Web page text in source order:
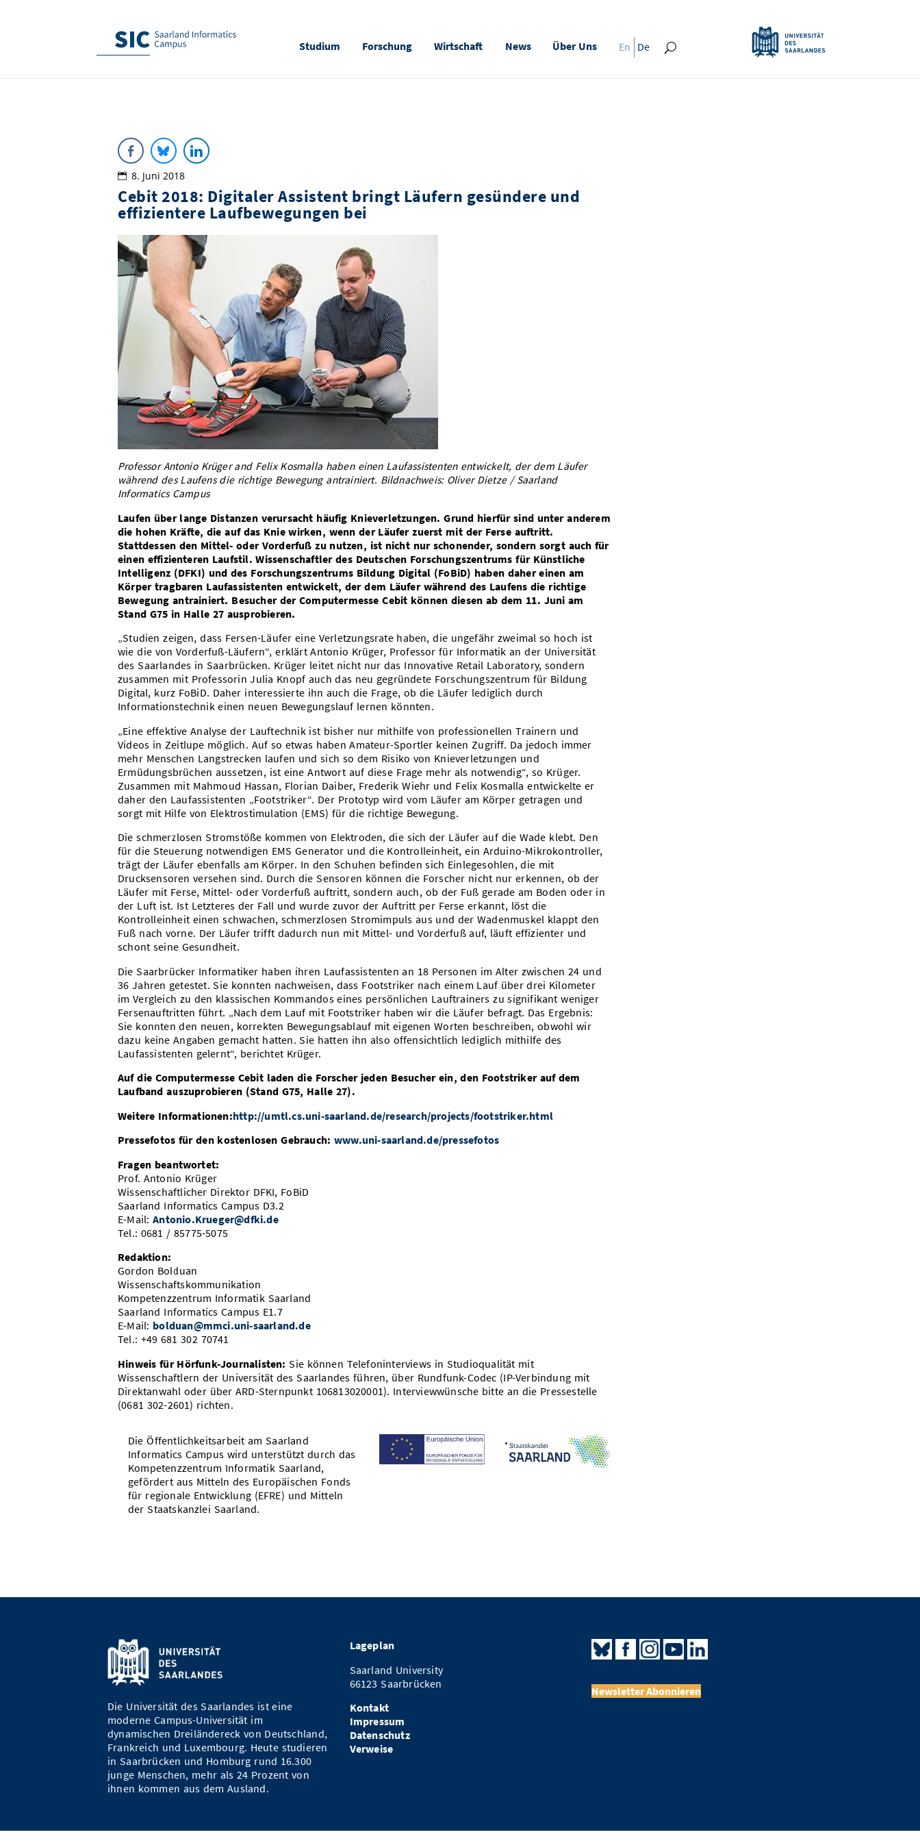
Studium Forschung Wirtschaft News Über Uns En De
8. Juni 2018
Cebit 2018: Digitaler Assistent bringt Läufern gesündere und
effizientere Laufbewegungen bei
Professor Antonio Krüger and Felix Kosmalla haben einen Laufassistenten entwickelt, der dem Läufer
während des Laufens die richtige Bewegung antrainiert. Bildnachweis: Oliver Dietze / Saarland
Informatics Campus
Laufen über lange Distanzen verursacht häufig Knieverletzungen. Grund hierfür sind unter anderem
die hohen Kräfte, die auf das Knie wirken, wenn der Läufer zuerst mit der Ferse auftritt.
Stattdessen den Mittel- oder Vorderfuß zu nutzen, ist nicht nur schonender, sondern sorgt auch für
einen effizienteren Laufstil. Wissenschaftler des Deutschen Forschungszentrums für Künstliche
Intelligenz (DFKI) und des Forschungszentrums Bildung Digital (FoBiD) haben daher einen am
Körper tragbaren Laufassistenten entwickelt, der dem Läufer während des Laufens die richtige
Bewegung antrainiert. Besucher der Computermesse Cebit können diesen ab dem 11. Juni am
Stand G75 in Halle 27 ausprobieren.
„Studien zeigen, dass Fersen-Läufer eine Verletzungsrate haben, die ungefähr zweimal so hoch ist
wie die von Vorderfuß-Läufern“, erklärt Antonio Krüger, Professor für Informatik an der Universität
des Saarlandes in Saarbrücken. Krüger leitet nicht nur das Innovative Retail Laboratory, sondern
zusammen mit Professorin Julia Knopf auch das neu gegründete Forschungszentrum für Bildung
Digital, kurz FoBiD. Daher interessierte ihn auch die Frage, ob die Läufer lediglich durch
Informationstechnik einen neuen Bewegungslauf lernen könnten.
„Eine effektive Analyse der Lauftechnik ist bisher nur mithilfe von professionellen Trainern und
Videos in Zeitlupe möglich. Auf so etwas haben Amateur-Sportler keinen Zugriff. Da jedoch immer
mehr Menschen Langstrecken laufen und sich so dem Risiko von Knieverletzungen und
Ermüdungsbrüchen aussetzen, ist eine Antwort auf diese Frage mehr als notwendig“, so Krüger.
Zusammen mit Mahmoud Hassan, Florian Daiber, Frederik Wiehr und Felix Kosmalla entwickelte er
daher den Laufassistenten „Footstriker“. Der Prototyp wird vom Läufer am Körper getragen und
sorgt mit Hilfe von Elektrostimulation (EMS) für die richtige Bewegung.
Die schmerzlosen Stromstöße kommen von Elektroden, die sich der Läufer auf die Wade klebt. Den
für die Steuerung notwendigen EMS Generator und die Kontrolleinheit, ein Arduino-Mikrokontroller,
trägt der Läufer ebenfalls am Körper. In den Schuhen befinden sich Einlegesohlen, die mit
Drucksensoren versehen sind. Durch die Sensoren können die Forscher nicht nur erkennen, ob der
Läufer mit Ferse, Mittel- oder Vorderfuß auftritt, sondern auch, ob der Fuß gerade am Boden oder in
der Luft ist. Ist Letzteres der Fall und wurde zuvor der Auftritt per Ferse erkannt, löst die
Kontrolleinheit einen schwachen, schmerzlosen Stromimpuls aus und der Wadenmuskel klappt den
Fuß nach vorne. Der Läufer trifft dadurch nun mit Mittel- und Vorderfuß auf, läuft effizienter und
schont seine Gesundheit.
Die Saarbrücker Informatiker haben ihren Laufassistenten an 18 Personen im Alter zwischen 24 und
36 Jahren getestet. Sie konnten nachweisen, dass Footstriker nach einem Lauf über drei Kilometer
im Vergleich zu den klassischen Kommandos eines persönlichen Lauftrainers zu signifikant weniger
Fersenauftritten führt. „Nach dem Lauf mit Footstriker haben wir die Läufer befragt. Das Ergebnis:
Sie konnten den neuen, korrekten Bewegungsablauf mit eigenen Worten beschreiben, obwohl wir
dazu keine Angaben gemacht hatten. Sie hatten ihn also offensichtlich lediglich mithilfe des
Laufassistenten gelernt“, berichtet Krüger.
Auf die Computermesse Cebit laden die Forscher jeden Besucher ein, den Footstriker auf dem
Laufband auszuprobieren (Stand G75, Halle 27).
Weitere Informationen:http://umtl.cs.uni-saarland.de/research/projects/footstriker.html
Pressefotos für den kostenlosen Gebrauch: www.uni-saarland.de/pressefotos
Fragen beantwortet:
Prof. Antonio Krüger
Wissenschaftlicher Direktor DFKI, FoBiD
Saarland Informatics Campus D3.2
E-Mail:Antonio.Krueger@dfki.de
Tel.: 0681 / 85775-5075
Redaktion:
Gordon Bolduan
Wissenschaftskommunikation
Kompetenzzentrum Informatik Saarland
Saarland Informatics Campus E1.7
E-Mail: bolduan@mmci.uni-saarland.de
Tel.: +49 681 302 70741
Hinweis für Hörfunk-Journalisten:Sie können Telefoninterviews in Studioqualität mit
Wissenschaftlern der Universität des Saarlandes führen, über Rundfunk-Codec (IP-Verbindung mit
Direktanwahl oder über ARD-Sternpunkt 106813020001). Interviewwünsche bitte an die Pressestelle
(0681 302-2601) richten.
Die Öffentlichkeitsarbeit am Saarland
Informatics Campus wird unterstützt durch das
Kompetenzzentrum Informatik Saarland,
gefördert aus Mitteln des Europäischen Fonds
für regionale Entwicklung (EFRE) und Mitteln
der Staatskanzlei Saarland.
Die Universität des Saarlandes ist eine
moderne Campus-Universität im
dynamischen Dreiländereck von Deutschland,
Frankreich und Luxembourg. Heute studieren
in Saarbrücken und Homburg rund 16.300
junge Menschen, mehr als 24 Prozent von
ihnen kommen aus dem Ausland.
Lageplan
Saarland University
66123 Saarbrücken
Kontakt
Impressum
Datenschutz
Verweise
Newsletter Abonnieren